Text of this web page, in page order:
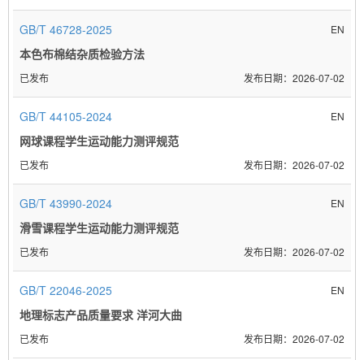
GB/T 46728-2025
本色布棉结杂质检验方法
EN
已发布 2026-07-02
GB/T 44105-2024
网球课程学生运动能力测评规范
EN
已发布 2026-07-02
GB/T 43990-2024
滑雪课程学生运动能力测评规范
EN
已发布 2026-07-02
GB/T 22046-2025
地理标志产品质量要求 洋河大曲
EN
已发布 2026-07-02